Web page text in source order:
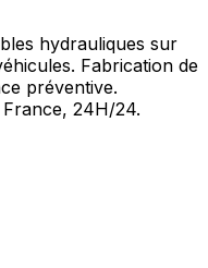
hydrauliques sur
Fabrication de
préventive.
24H/24.